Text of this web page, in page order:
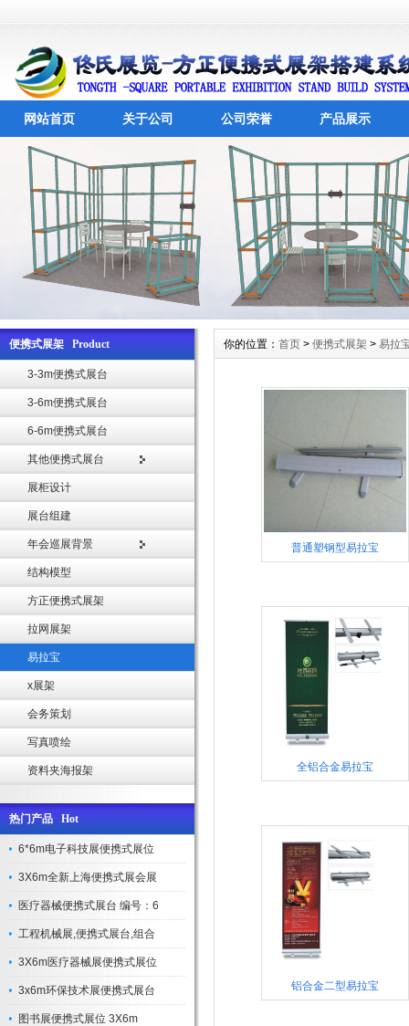
网站首页 关于公司 公司荣誉 产品展示
便携式展架 Product
3-3m便携式展台
3-6m便携式展台
6-6m便携式展台
其他便携式展台
展柜设计
展台组建
年会巡展背景
结构模型
方正便携式展架
拉网展架
易拉宝
x展架
会务策划
写真喷绘
资料夹海报架
热门产品 Hot
6*6m电子科技展便携式展位
3X6m全新上海便携式展会展
医疗器械便携式展台 编号：6
工程机械展,便携式展台,组合
3X6m医疗器械展便携式展位
3x6m环保技术展便携式展台
图书展便携式展位 3X6m
你的位置： 首页 > 便携式展架 > 易拉
普通塑钢型易拉宝
全铝合金易拉宝
铝合金二型易拉宝